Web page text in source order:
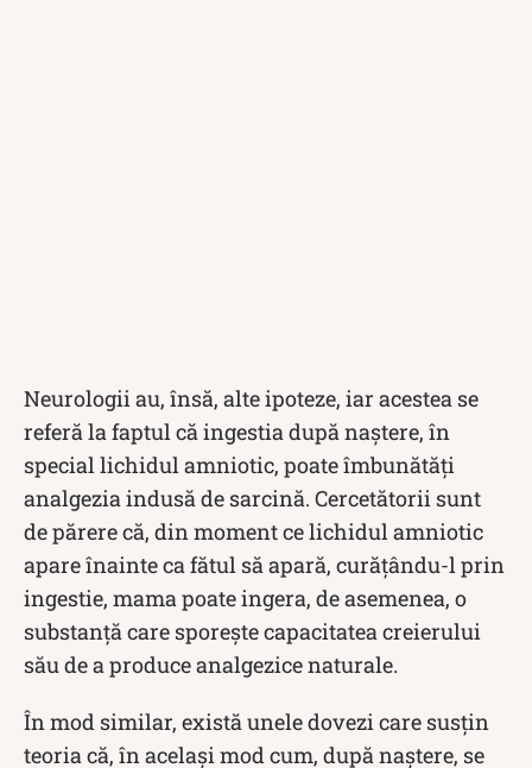
Neurologii au, însă, alte ipoteze, iar acestea se
referă la faptul că ingestia după naștere, în
special lichidul amniotic, poate îmbunătăți
analgezia indusă de sarcină. Cercetătorii sunt
de părere că, din moment ce lichidul amniotic
apare înainte ca fătul să apară, curățându-l prin
ingestie, mama poate ingera, de asemenea, o
substanță care sporește capacitatea creierului
său de a produce analgezice naturale.
În mod similar, există unele dovezi care susțin
teoria că, în același mod cum, după naștere, se